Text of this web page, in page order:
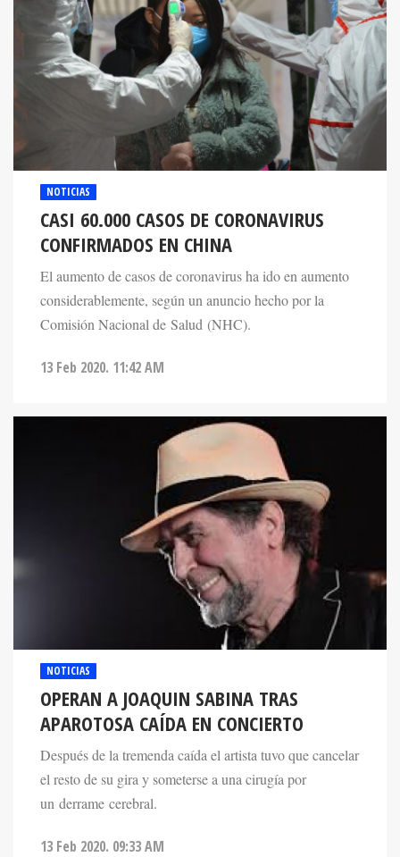
NOTICIAS
CASI 60.000 CASOS DE CORONAVIRUS
CONFIRMADOS EN CHINA
El aumento de casos de coronavirus ha ido en aumento
considerablemente, según un anuncio hecho por la
Comisión Nacional de Salud (NHC).
13 Feb 2020. 11:42 AM
NOTICIAS
OPERAN A JOAQUIN SABINA TRAS
APAROTOSA CAÍDA EN CONCIERTO
Después de la tremenda caída el artista tuvo que cancelar
el resto de su gira y someterse a una cirugía por
un derrame cerebral.
13 Feb 2020. 09:33 AM